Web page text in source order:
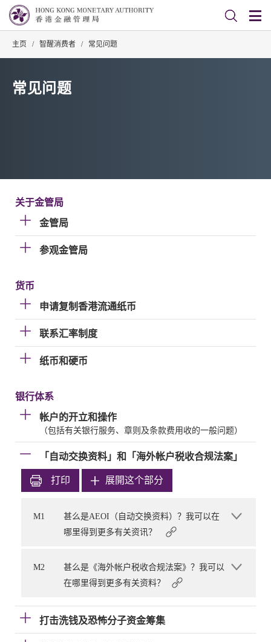
主页 / 智醒消费者 / 常见问题
常见问题
关于金管局
金管局
参观金管局
货币
申请复制香港流通纸币
联系汇率制度
纸币和硬币
银行体系
帐户的开立和操作
（包括有关银行服务、章则及条款费用收的一般问题）
「自动交换资料」和「海外帐户税收合规法案」
打印 展開这个部分
M1
甚么是AEOI（自动交换资料）？我可以在
哪里得到更多有关资讯？
M2
甚么是《海外帐户税收合规法案》？我可以
在哪里得到更多有关资料？
打击洗钱及恐怖分子资金筹集